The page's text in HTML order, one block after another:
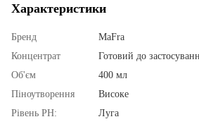
Характеристики
Бренд
MaFra
Концентрат
Готовий до
Об'єм
400 мл
Піноутворення
Високе
Рівень PН:
Луга